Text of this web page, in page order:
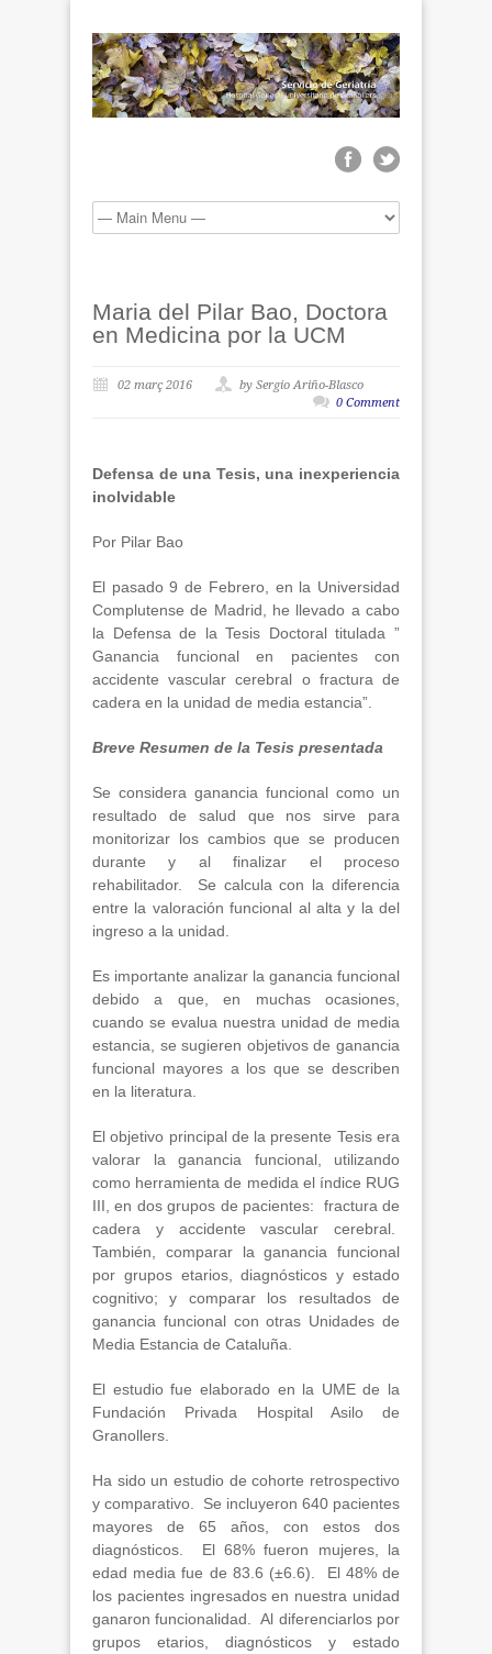
Maria del Pilar Bao, Doctora
en Medicina por la UCM
02 març 2016
by Sergio Ariño-Blasco
0 Comment
Defensa de una Tesis, una inexperiencia
inolvidable
Por Pilar Bao
El pasado 9 de Febrero, en la Universidad
Complutense de Madrid, he llevado a cabo
la Defensa de la Tesis Doctoral titulada ”
Ganancia funcional en pacientes con
accidente vascular cerebral o fractura de
cadera en la unidad de media estancia”.
Breve Resumen de la Tesis presentada
Se considera ganancia funcional como un
resultado de salud que nos sirve para
monitorizar los cambios que se producen
durante y al finalizar el proceso
rehabilitador. Se calcula con la diferencia
entre la valoración funcional al alta y la del
ingreso a la unidad.
Es importante analizar la ganancia funcional
debido a que, en muchas ocasiones,
cuando se evalua nuestra unidad de media
estancia, se sugieren objetivos de ganancia
funcional mayores a los que se describen
en la literatura.
El objetivo principal de la presente Tesis era
valorar la ganancia funcional, utilizando
como herramienta de medida el índice RUG
III, en dos grupos de pacientes: fractura de
cadera y accidente vascular cerebral.
También, comparar la ganancia funcional
por grupos etarios, diagnósticos y estado
cognitivo; y comparar los resultados de
ganancia funcional con otras Unidades de
Media Estancia de Cataluña.
El estudio fue elaborado en la UME de la
Fundación Privada Hospital Asilo de
Granollers.
Ha sido un estudio de cohorte retrospectivo
y comparativo. Se incluyeron 640 pacientes
mayores de 65 años, con estos dos
diagnósticos. El 68% fueron mujeres, la
edad media fue de 83.6 (±6.6). El 48% de
los pacientes ingresados en nuestra unidad
ganaron funcionalidad. Al diferenciarlos por
grupos etarios, diagnósticos y estado